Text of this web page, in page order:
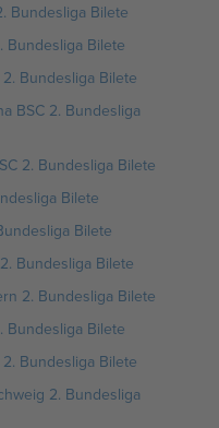
Bundesliga Bilete
Bundesliga Bilete
Bundesliga Bilete
BSC 2. Bundesliga
2. Bundesliga Bilete
Bilete
Bilete
Bundesliga Bilete
2. Bundesliga Bilete
Bundesliga Bilete
Bundesliga Bilete
2. Bundesliga